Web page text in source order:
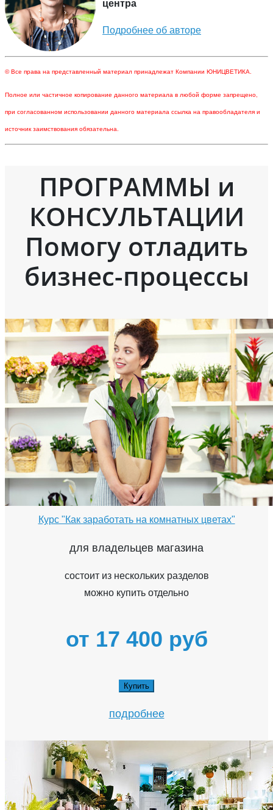
центра
Подробнее об авторе
© Все права на представленный материал принадлежат Компании ЮНИЦВЕТИКА.
Полное или частичное копирование данного материала в любой форме запрещено,
при согласованном использовании данного материала ссылка на правообладателя и
источник заимствования обязательна.
ПРОГРАММЫ и
КОНСУЛЬТАЦИИ
Помогу отладить
бизнес-процессы
Курс "Как заработать на комнатных цветах"
для владельцев магазина
состоит из нескольких разделов
можно купить отдельно
от 17 400 руб
Купить
подробнее